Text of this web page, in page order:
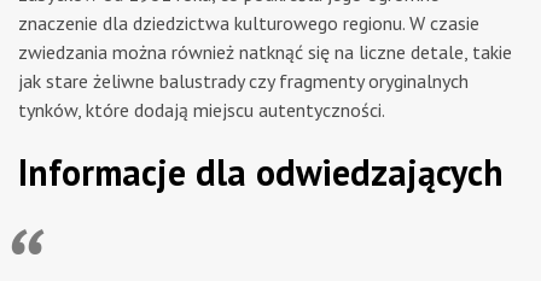
znaczenie dla dziedzictwa kulturowego regionu. W czasie
zwiedzania można również natknąć się na liczne detale, takie
jak stare żeliwne balustrady czy fragmenty oryginalnych
tynków, które dodają miejscu autentyczności.
Informacje dla odwiedzających